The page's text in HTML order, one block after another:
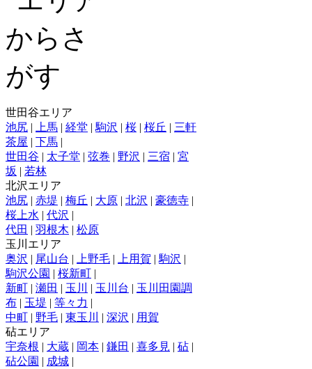
世田谷エリア
池尻 | 上馬 | 経堂 | 駒沢 | 桜 | 桜丘 | 三軒
茶屋 | 下馬 |
世田谷 | 太子堂 | 弦巻 | 野沢 | 三宿 | 宮
坂 | 若林
北沢エリア
池尻 | 赤堤 | 梅丘 | 大原 | 北沢 | 豪徳寺 |
桜上水 | 代沢 |
代田 | 羽根木 | 松原
玉川エリア
奥沢 | 尾山台 | 上野毛 | 上用賀 | 駒沢 |
駒沢公園 | 桜新町 |
新町 | 瀬田 | 玉川 | 玉川台 | 玉川田園調
布 | 玉堤 | 等々力 |
中町 | 野毛 | 東玉川 | 深沢 | 用賀
砧エリア
宇奈根 | 大蔵 | 岡本 | 鎌田 | 喜多見 | 砧 |
砧公園 | 成城 |